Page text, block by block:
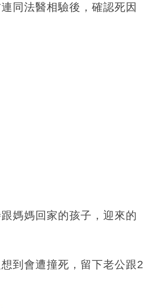
同法醫相驗後，確認死因
媽媽回家的孩子，迎來的
到會遭撞死，留下老公跟2